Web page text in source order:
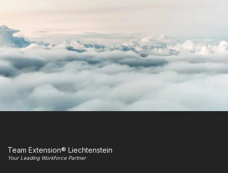
Team Extension® Liechtenstein
Your Leading Workforce Partner